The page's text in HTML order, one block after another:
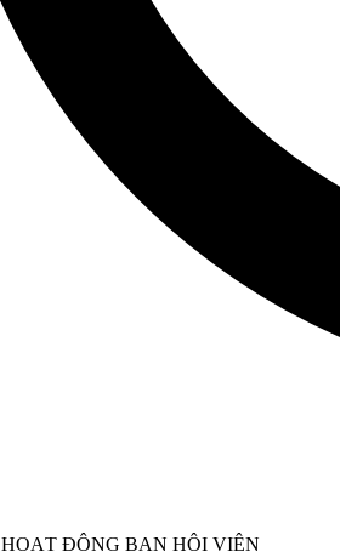
HOẠT ĐỘNG BAN HỘI VIÊN